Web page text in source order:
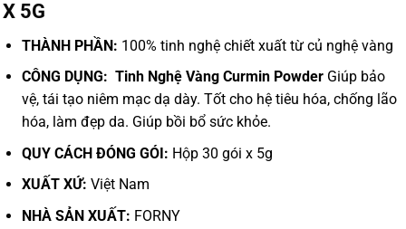
X 5G
THÀNH PHẦN: 100% tinh nghệ chiết xuất từ củ nghệ vàng
CÔNG DỤNG: Tinh Nghệ Vàng Curmin Powder Giúp bảo
vệ, tái tạo niêm mạc dạ dày. Tốt cho hệ tiêu hóa, chống lão
hóa, làm đẹp da. Giúp bồi bổ sức khỏe.
QUY CÁCH ĐÓNG GÓI: Hộp 30 gói x 5g
XUẤT XỨ: Việt Nam
NHÀ SẢN XUẤT: FORNY